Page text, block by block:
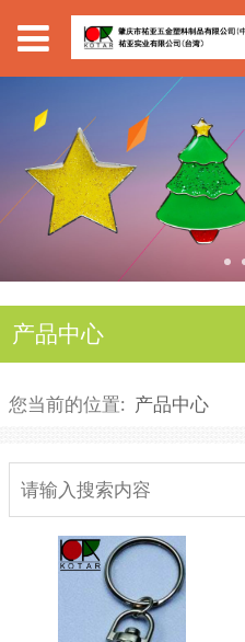
产品中心
您当前的位置: 产品中心